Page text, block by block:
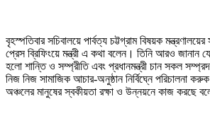
বৃহস্পতিবার সচিবালয়ে পার্বত্য চট্টগ্রাম বিষয়ক
প্রেস ব্রিফিংয়ে মন্ত্রী এ কথা বলেন। তিনি আরও জানান
হলো শান্তি ও সম্প্রীতি এবং প্রধানমন্ত্রী চান সকল
নিজ নিজ সামাজিক আচার-অনুষ্ঠান নির্বিঘ্নে পরিচালনা
অঞ্চলের মানুষের স্বকীয়তা রক্ষা ও উন্নয়নে কাজ করছে